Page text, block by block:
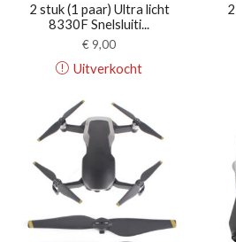
2 stuk (1 paar) Ultra licht
8330F Snelsluiti...
€ 9,00
Uitverkocht